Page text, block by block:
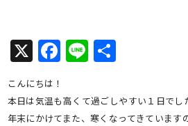
X Facebook
Line共
こんにちは！
本日は気温も高くて過ごしやすい１日でし
年末にかけてまた、寒くなってきています